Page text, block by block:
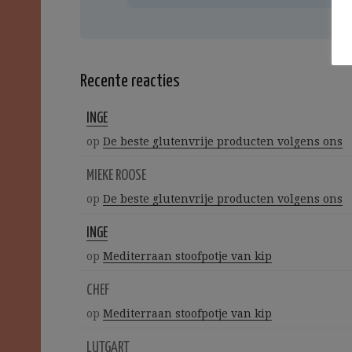
Recente reacties
INGE
op De beste glutenvrije producten volgens ons
MIEKE ROOSE
op De beste glutenvrije producten volgens ons
INGE
op Mediterraan stoofpotje van kip
CHEF
op Mediterraan stoofpotje van kip
LUTGART